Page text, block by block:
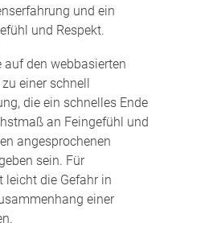
und ein
und Respekt.
auf den webbasierten
einer schnell
die ein schnelles Ende
an Feingefühl und
angesprochenen
sein. Für
leicht die Gefahr in
einer